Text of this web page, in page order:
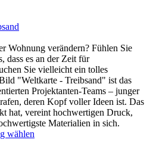
Wohnung verändern? Fühlen Sie
dass es an der Zeit für
Sie vielleicht ein tolles
"Weltkarte - Treibsand" ist das
Projektanten-Teams – junger
deren Kopf voller Ideen ist. Das
hat, vereint hochwertigen Druck,
Materialien in sich.
wählen